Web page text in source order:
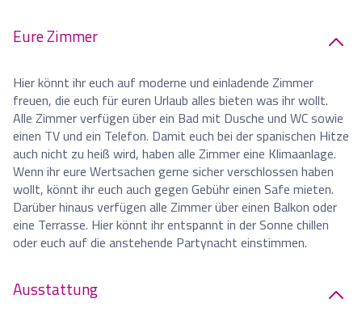
Eure Zimmer
Hier könnt ihr euch auf moderne und einladende Zimmer
freuen, die euch für euren Urlaub alles bieten was ihr wollt.
Alle Zimmer verfügen über ein Bad mit Dusche und WC sowie
einen TV und ein Telefon. Damit euch bei der spanischen Hitze
auch nicht zu heiß wird, haben alle Zimmer eine Klimaanlage.
Wenn ihr eure Wertsachen gerne sicher verschlossen haben
wollt, könnt ihr euch auch gegen Gebühr einen Safe mieten.
Darüber hinaus verfügen alle Zimmer über einen Balkon oder
eine Terrasse. Hier könnt ihr entspannt in der Sonne chillen
oder euch auf die anstehende Partynacht einstimmen.
Ausstattung